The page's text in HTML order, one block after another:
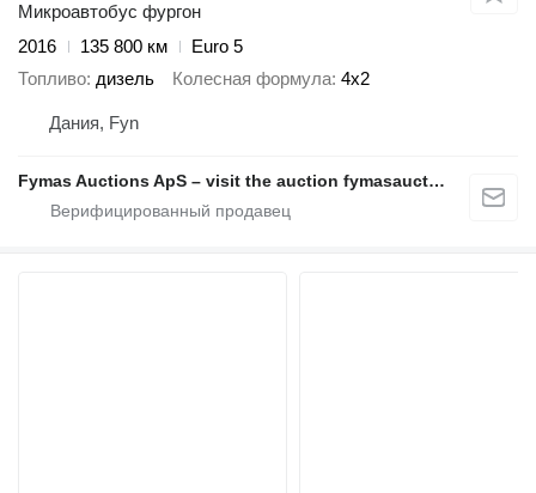
Микроавтобус фургон
2016
135 800 км
Euro 5
Топливо дизель Колесная формула 4x2
Дания, Fyn
Fymas Auctions ApS – visit the auction fymasauctions.dk